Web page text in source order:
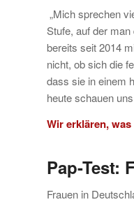
„Mich sprechen
Stufe, auf der
bereits seit 2014
nicht, ob sich die
dass sie in einem
heute schauen
Wir erklären,
Pap-Test:
Frauen in